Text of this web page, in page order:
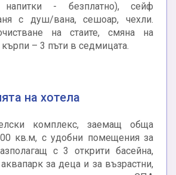
напитки - безплатно), сейф
с душ/вана, сешоар, чехли.
на стаите, смяна на
– 3 пъти в седмицата.
на хотела
комплекс, заемащ обща
кв.м, с удобни помещения за
с 3 открити басейна,
за деца и за възрастни,